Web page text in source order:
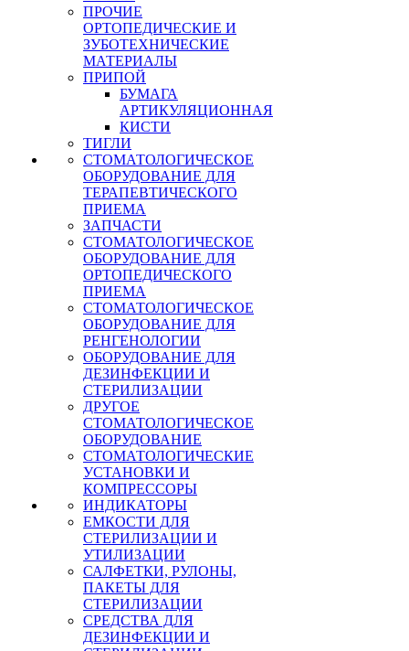
ПРОЧИЕ
ОРТОПЕДИЧЕСКИЕ И
ЗУБОТЕХНИЧЕСКИЕ
МАТЕРИАЛЫ
ПРИПОЙ
БУМАГА
АРТИКУЛЯЦИОННАЯ
КИСТИ
ТИГЛИ
СТОМАТОЛОГИЧЕСКОЕ
ОБОРУДОВАНИЕ ДЛЯ
ТЕРАПЕВТИЧЕСКОГО
ПРИЕМА
ЗАПЧАСТИ
СТОМАТОЛОГИЧЕСКОЕ
ОБОРУДОВАНИЕ ДЛЯ
ОРТОПЕДИЧЕСКОГО
ПРИЕМА
СТОМАТОЛОГИЧЕСКОЕ
ОБОРУДОВАНИЕ ДЛЯ
РЕНГЕНОЛОГИИ
ОБОРУДОВАНИЕ ДЛЯ
ДЕЗИНФЕКЦИИ И
СТЕРИЛИЗАЦИИ
ДРУГОЕ
СТОМАТОЛОГИЧЕСКОЕ
ОБОРУДОВАНИЕ
СТОМАТОЛОГИЧЕСКИЕ
УСТАНОВКИ И
КОМПРЕССОРЫ
ИНДИКАТОРЫ
ЕМКОСТИ ДЛЯ
СТЕРИЛИЗАЦИИ И
УТИЛИЗАЦИИ
САЛФЕТКИ, РУЛОНЫ,
ПАКЕТЫ ДЛЯ
СТЕРИЛИЗАЦИИ
СРЕДСТВА ДЛЯ
ДЕЗИНФЕКЦИИ И